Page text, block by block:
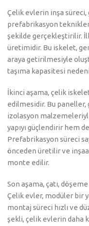
Çelik evlerin inşa
prefabrikasyon
şekilde gerçekleştirilir.
üretimidir. Bu iskelet,
araya getirilmesiyle
taşıma kapasitesi
İkinci aşama, çelik
edilmesidir. Bu paneller,
izolasyon
yapıyı güçlendirir hem
Prefabrikasyon süreci
önceden üretilir ve
monte edilir.
Son aşama, çatı,
Çelik evler, modüler bir
montaj süreci hızlı ve
şekli, çelik evlerin daha